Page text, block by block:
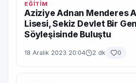
EĞİTİM
Aziziye Adnan Menderes
Lisesi, Sekiz Devlet Bir
Söyleşisinde Buluştu
18 Aralık 2023 20:04 2 dk 0